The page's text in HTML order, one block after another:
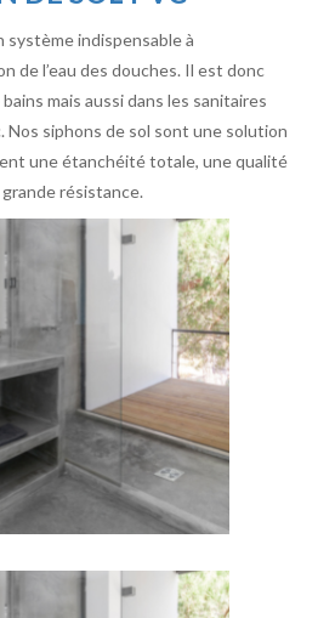
système indispensable à
de l’eau des douches. Il est donc
mais aussi dans les sanitaires
Nos siphons de sol sont une solution
une étanchéité totale, une qualité
résistance.